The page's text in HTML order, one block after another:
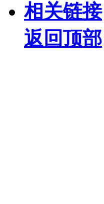
相关链接
返回顶部